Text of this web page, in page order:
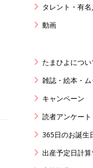
タレント・有名
動画
たまひよについ
雑誌・絵本・
キャンペーン
読者アンケー
365日のお誕生
出産予定日計